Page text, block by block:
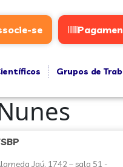
se
Grupos de
Jaú, 1742 – sala 51 -